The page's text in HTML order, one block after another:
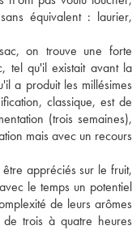
équivalent : laurier,
on trouve une forte
tel qu'il existait avant la
a produit les millésimes
classique, est de
(trois semaines),
mais avec un recours
appréciés sur le fruit,
le temps un potentiel
de leurs arômes
de trois à quatre heures